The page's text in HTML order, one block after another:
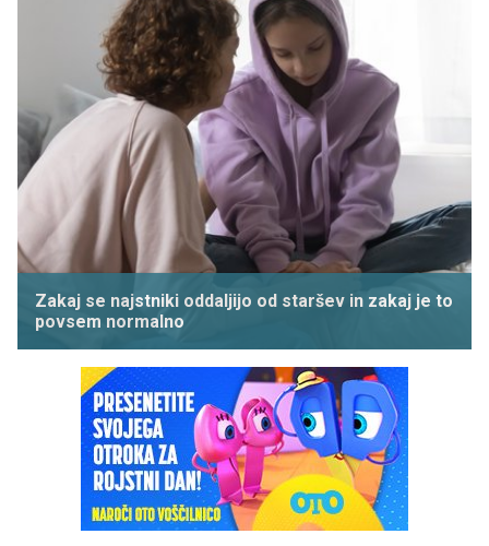
Zakaj se najstniki oddaljijo od staršev in zakaj je to
povsem normalno